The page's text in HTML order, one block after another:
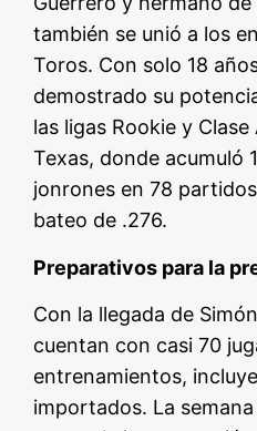
también se unió a los
Toros. Con solo 18
demostrado su
las ligas Rookie y
Texas, donde acumuló
jonrones en 78
bateo de .276.
Preparativos para la
Con la llegada de
cuentan con casi 70
entrenamientos,
importados. La